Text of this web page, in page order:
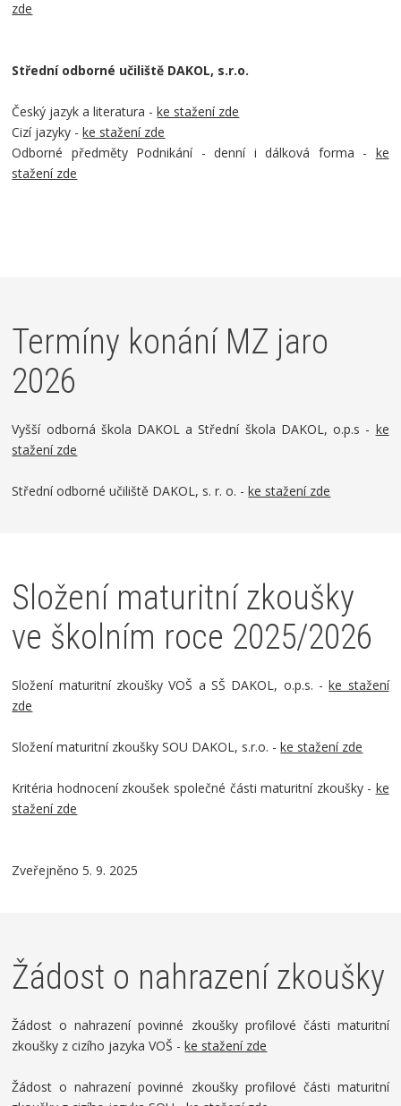
zde
Střední odborné učiliště DAKOL, s.r.o.
Český jazyk a literatura - ke stažení zde
Cizí jazyky - ke stažení zde
Odborné předměty Podnikání - denní i dálková forma - ke
stažení zde
Termíny konání MZ jaro
2026
Vyšší odborná škola DAKOL a Střední škola DAKOL, o.p.s - ke
stažení zde
Střední odborné učiliště DAKOL, s. r. o. -ke stažení zde
Složení maturitní zkoušky
ve školním roce 2025/2026
Složení maturitní zkoušky VOŠ a SŠ DAKOL, o.p.s. -ke stažení
zde
Složení maturitní zkoušky SOU DAKOL, s.r.o. -ke stažení zde
Kritéria hodnocení zkoušek společné části maturitní zkoušky - ke
stažení zde
Zveřejněno 5. 9. 2025
Žádost o nahrazení zkoušky
Žádost o nahrazení povinné zkoušky profilové části maturitní
zkoušky z cizího jazyka VOŠ -ke stažení zde
Žádost o nahrazení povinné zkoušky profilové části maturitní